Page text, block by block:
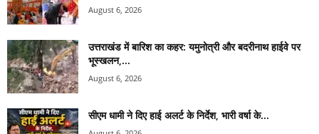
August 6, 2026
उत्तराखंड में बारिश का कहर: यमुनोत्री और बदरीनाथ हाईवे पर
भूस्खलन,...
August 6, 2026
सीएम धामी ने दिए हाई अलर्ट के निर्देश, भारी वर्षा के...